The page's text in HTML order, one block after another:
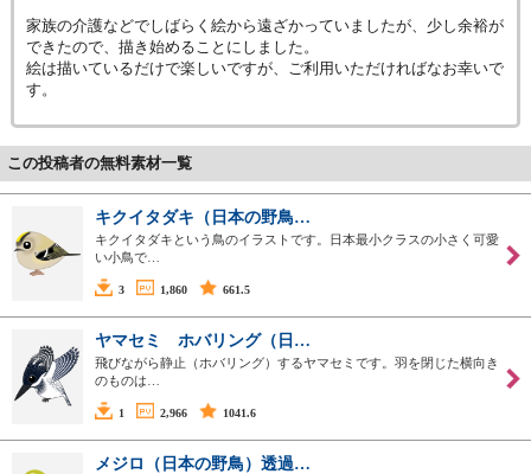
家族の介護などでしばらく絵から遠ざかっていましたが、少し余裕が
できたので、描き始めることにしました。
絵は描いているだけで楽しいですが、ご利用いただければなお幸いで
す。
この投稿者の無料素材一覧
キクイタダキ（日本の野鳥…
キクイタダキという鳥のイラストです。日本最小クラスの小さく可愛
い小鳥で…
3 1,860 661.5
ヤマセミ ホバリング（日…
飛びながら静止（ホバリング）するヤマセミです。羽を閉じた横向き
のものは…
1 2,966 1041.6
メジロ（日本の野鳥）透過…